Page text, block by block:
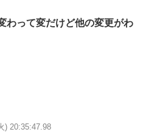
わって変だけど他の変更がわ
) 20:35:47.98